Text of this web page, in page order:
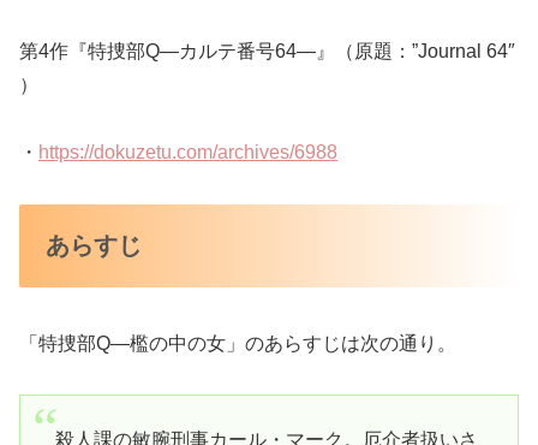
第4作『特捜部Q―カルテ番号64―』（原題：”Journal 64″
）
・ https://dokuzetu.com/archives/6988
あらすじ
「特捜部Q―檻の中の女」のあらすじは次の通り。
殺人課の敏腕刑事カール・マーク。厄介者扱いさ